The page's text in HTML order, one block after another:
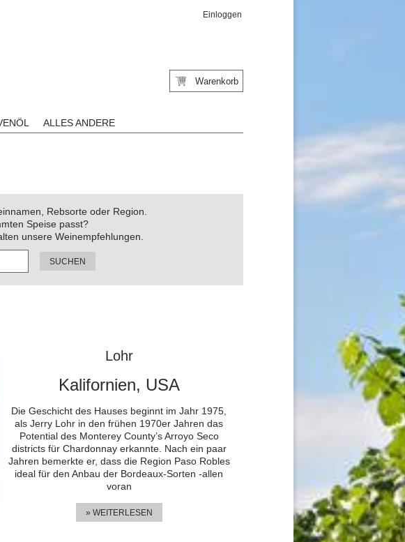
Einloggen
ALLES ANDERE
Warenkorb
Rebsorte oder Region.
Speise passt?
unsere Weinempfehlungen.
SUCHEN
Lohr
Kalifornien, USA
Die Geschicht des Hauses beginnt im Jahr 1975,
als Jerry Lohr in den frühen 1970er Jahren das
Potential des Monterey County’s Arroyo Seco
districts für Chardonnay erkannte. Nach ein paar
Jahren bemerkte er, dass die Region Paso Robles
ideal für den Anbau der Bordeaux-Sorten -allen
voran
» WEITERLESEN